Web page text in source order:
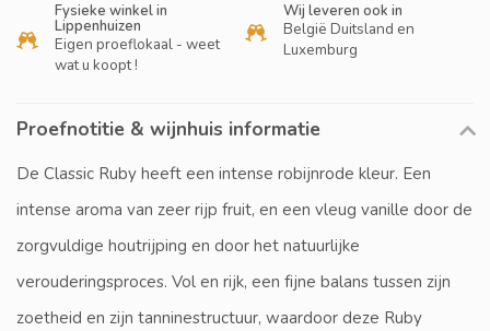
Fysieke winkel in
Lippenhuizen
Eigen proeflokaal - weet
wat u koopt !
Wij leveren ook in
België Duitsland en
Luxemburg
Proefnotitie & wijnhuis informatie
De Classic Ruby heeft een intense robijnrode kleur. Een
intense aroma van zeer rijp fruit, en een vleug vanille door de
zorgvuldige houtrijping en door het natuurlijke
verouderingsproces. Vol en rijk, een fijne balans tussen zijn
zoetheid en zijn tanninestructuur, waardoor deze Ruby